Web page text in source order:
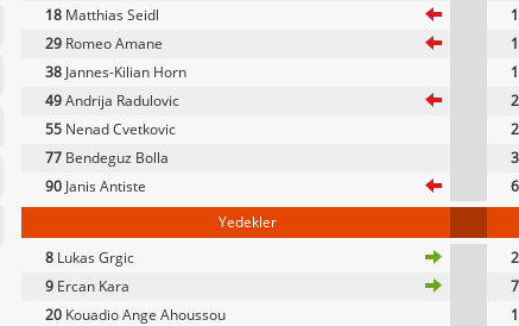
18 Matthias Seidl
29 Romeo Amane
38 Jannes-Kilian Horn
49Andrija Radulovic
55 Nenad Cvetkovic
77 Bendeguz Bolla
90 Janis Antiste
Yedekler
8 Lukas Grgic 2
9 Ercan Kara 7
20 Kouadio Ange Ahoussou